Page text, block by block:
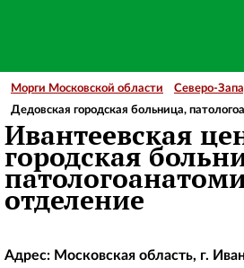
Морги Московской области
Северо-
Дедовская городская больница,
Ивантеевская
городская
отделение
Адрес: Московская область, г.